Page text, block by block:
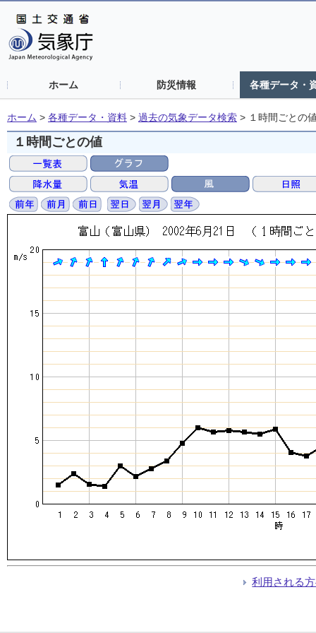
ホーム 防災情報 各種データ・
ホーム > 各種データ・資料 > 過去の気象データ検索 > １時間ごとの
１時間ごとの値
利用される